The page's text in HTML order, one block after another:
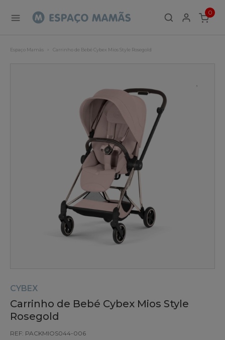
0
ITEMS
Espaço Mamãs Carrinho de Bebé Cybex Mios Style Rosegold
CYBEX
Carrinho de Bebé Cybex Mios Style
Rosegold
REF: PACKMIOS044-006